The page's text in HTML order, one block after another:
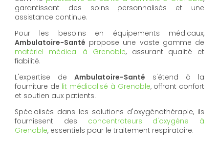
garantissant des soins personnalisés et une
assistance continue.
Pour les besoins en équipements médicaux,
Ambulatoire-Santé propose une vaste gamme de
matériel médical à Grenoble, assurant qualité et
fiabilité.
L'expertise de Ambulatoire-Santé s'étend à la
fourniture de lit médicalisé à Grenoble, offrant confort
et soutien aux patients.
Spécialisés dans les solutions d'oxygénothérapie, ils
fournissent des concentrateurs d'oxygène à
Grenoble, essentiels pour le traitement respiratoire.